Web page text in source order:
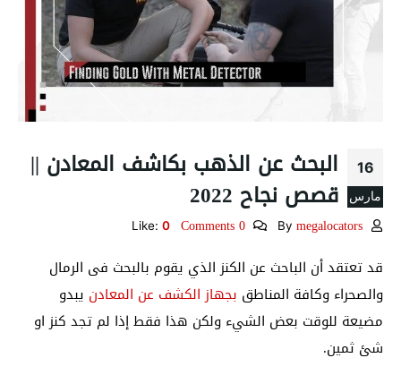
16
مارس
البحث عن الذهب بكاشف المعادن ||
قصص نجاح 2022
By
megalocators
0 Comments
Like: 0
قد تعتقد أن الباحث عن الكنز الذي يقوم بالبحث فى الرمال
والصحراء وكافة المناطق بجهاز الكشف عن المعادن يبدو
مضيعة للوقت بعض الشيء ولكن هذا فقط إذا لم تجد كنز او
شئ ثمين.